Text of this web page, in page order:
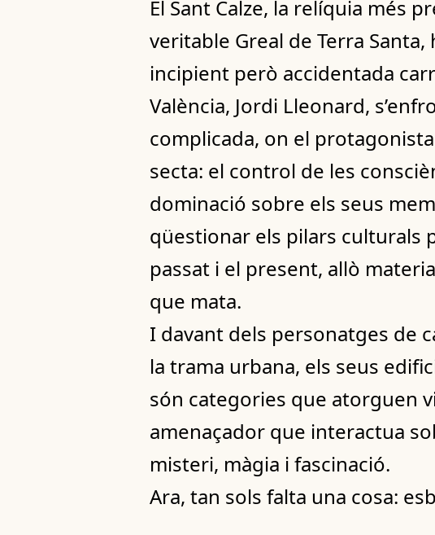
El Sant Calze, la relíquia més
veritable Greal de Terra
incipient però accidentada
València, Jordi Lleonard,
complicada, on el protagonista
secta: el control de les
dominació sobre els seus
qüestionar els pilars culturals
passat i el present, allò
que mata.
I davant dels personatges de
la trama urbana, els seus
són categories que atorguen
amenaçador que interactua
misteri, màgia i fascinació.
Ara, tan sols falta una cosa: